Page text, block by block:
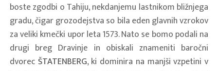
boste zgodbi o Tahiju, nekdanjemu lastnikom bližnjega
gradu, čigar grozodejstva so bila eden glavnih vzrokov
za veliki kmečki upor leta 1573. Nato se bomo podali na
drugi breg Dravinje in obiskali znameniti baročni
dvorec ŠTATENBERG, ki dominira na manjši vzpetini v